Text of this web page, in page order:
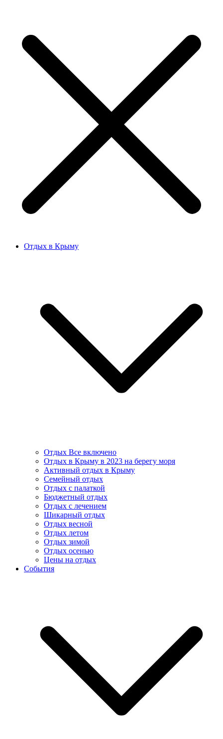
Отдых в Крыму
Отдых Все включено
Отдых в Крыму в 2023 на берегу моря
Активный отдых в Крыму
Семейный отдых
Отдых с палаткой
Бюджетный отдых
Отдых с лечением
Шикарный отдых
Отдых весной
Отдых летом
Отдых зимой
Отдых осенью
Цены на отдых
События